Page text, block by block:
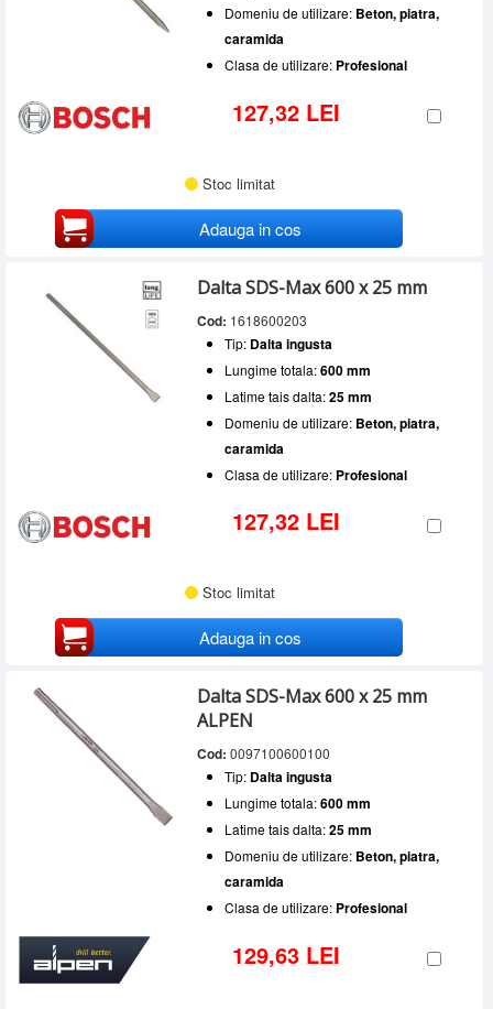
Domeniu de utilizare: Beton, piatra,
caramida
Clasa de utilizare: Profesional
127,32 LEI
Stoc limitat
Adauga in cos
Dalta SDS-Max 600 x 25 mm
Cod: 1618600203
Tip: Dalta ingusta
Lungime totala:600 mm
Latime tais dalta:25 mm
Domeniu de utilizare: Beton, piatra,
caramida
Clasa de utilizare: Profesional
127,32 LEI
Stoc limitat
Adauga in cos
Dalta SDS-Max 600 x 25 mm
ALPEN
Cod: 0097100600100
Tip: Dalta ingusta
Lungime totala:600 mm
Latime tais dalta:25 mm
Domeniu de utilizare: Beton, piatra,
caramida
Clasa de utilizare: Profesional
129,63 LEI